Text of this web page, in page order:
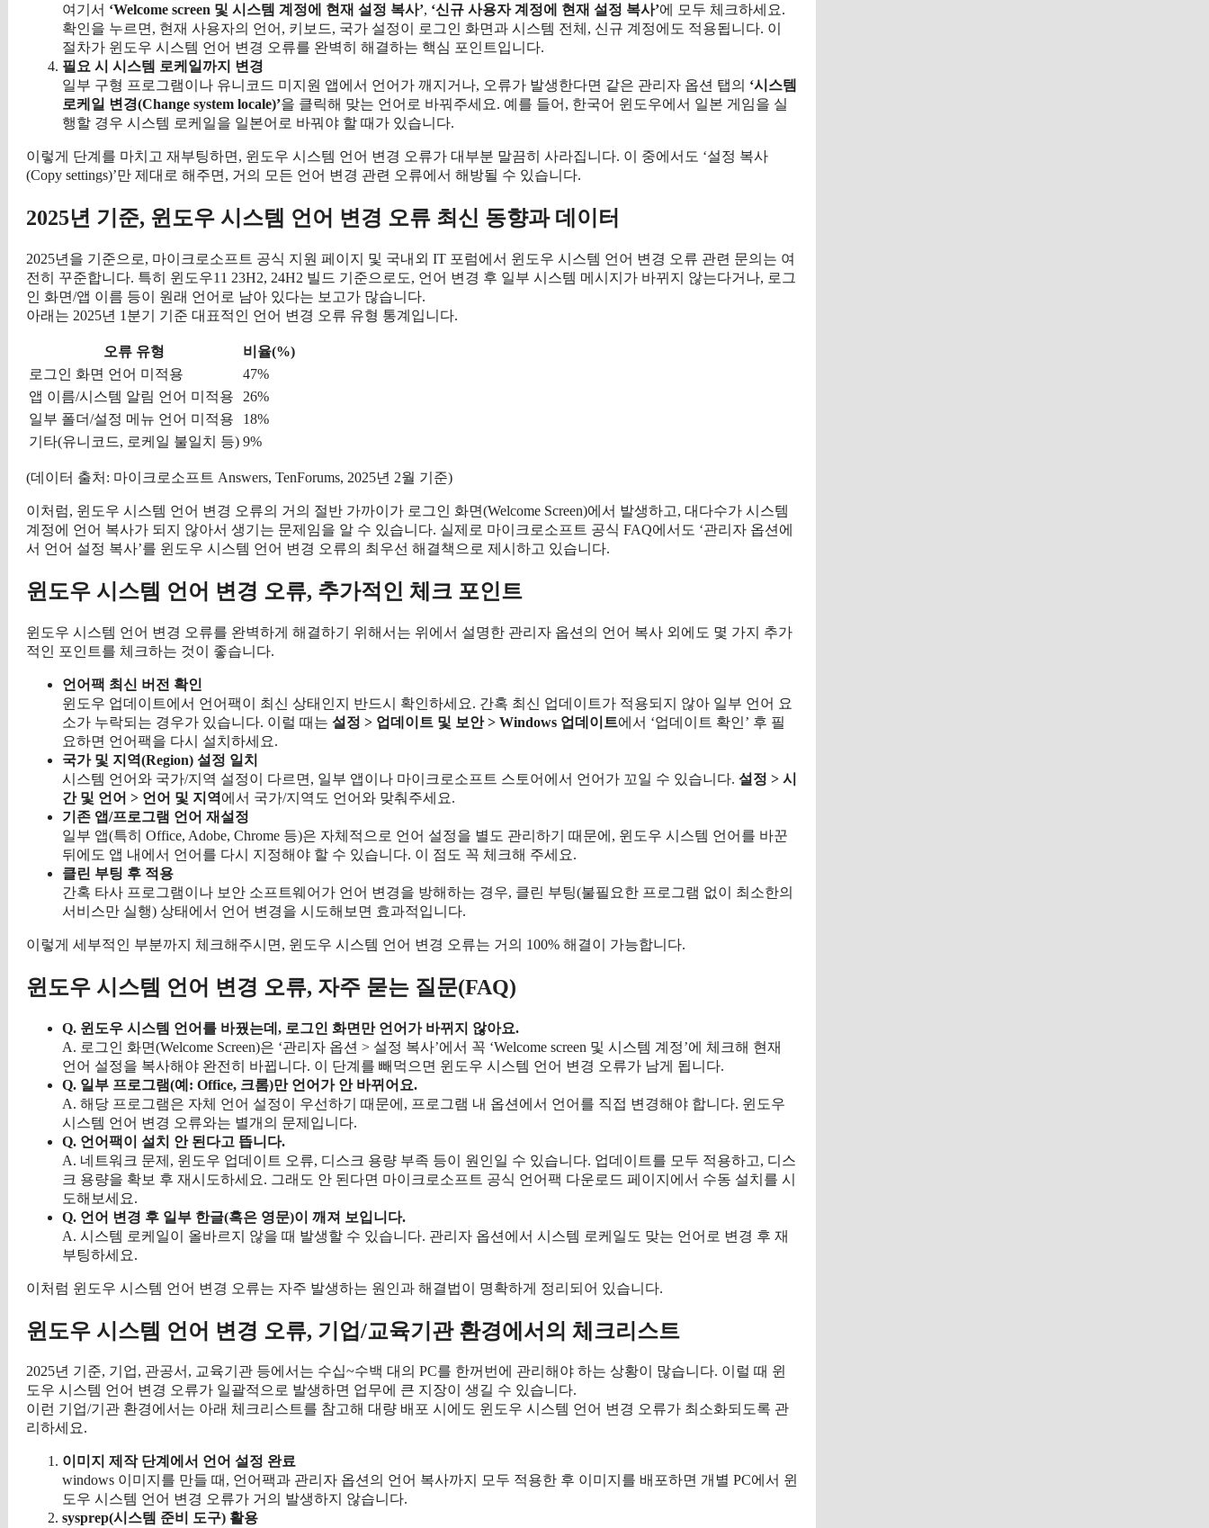
여기서 ‘Welcome screen 및 시스템 계정에 현재 설정 복사’, ‘신규 사용자 계정에 현재 설정 복사’에 모두 체크하세요.
확인을 누르면, 현재 사용자의 언어, 키보드, 국가 설정이 로그인 화면과 시스템 전체, 신규 계정에도 적용됩니다. 이
절차가 윈도우 시스템 언어 변경 오류를 완벽히 해결하는 핵심 포인트입니다.
필요 시 시스템 로케일까지 변경
일부 구형 프로그램이나 유니코드 미지원 앱에서 언어가 깨지거나, 오류가 발생한다면 같은 관리자 옵션 탭의 ‘시스템
로케일 변경(Change system locale)’을 클릭해 맞는 언어로 바꿔주세요. 예를 들어, 한국어 윈도우에서 일본 게임을 실
행할 경우 시스템 로케일을 일본어로 바꿔야 할 때가 있습니다.
이렇게 단계를 마치고 재부팅하면, 윈도우 시스템 언어 변경 오류가 대부분 말끔히 사라집니다. 이 중에서도 ‘설정 복사
(Copy settings)’만 제대로 해주면, 거의 모든 언어 변경 관련 오류에서 해방될 수 있습니다.
2025년 기준, 윈도우 시스템 언어 변경 오류 최신 동향과 데이터
2025년을 기준으로, 마이크로소프트 공식 지원 페이지 및 국내외 IT 포럼에서 윈도우 시스템 언어 변경 오류 관련 문의는 여
전히 꾸준합니다. 특히 윈도우11 23H2, 24H2 빌드 기준으로도, 언어 변경 후 일부 시스템 메시지가 바뀌지 않는다거나, 로그
인 화면/앱 이름 등이 원래 언어로 남아 있다는 보고가 많습니다.
아래는 2025년 1분기 기준 대표적인 언어 변경 오류 유형 통계입니다.
오류 유형
비율(%)
로그인 화면 언어 미적용
47%
앱 이름/시스템 알림 언어 미적용
26%
일부 폴더/설정 메뉴 언어 미적용
18%
기타(유니코드, 로케일 불일치 등) 9%
(데이터 출처: 마이크로소프트 Answers, TenForums, 2025년 2월 기준)
이처럼, 윈도우 시스템 언어 변경 오류의 거의 절반 가까이가 로그인 화면(Welcome Screen)에서 발생하고, 대다수가 시스템
계정에 언어 복사가 되지 않아서 생기는 문제임을 알 수 있습니다. 실제로 마이크로소프트 공식 FAQ에서도 ‘관리자 옵션에
서 언어 설정 복사’를 윈도우 시스템 언어 변경 오류의 최우선 해결책으로 제시하고 있습니다.
윈도우 시스템 언어 변경 오류, 추가적인 체크 포인트
윈도우 시스템 언어 변경 오류를 완벽하게 해결하기 위해서는 위에서 설명한 관리자 옵션의 언어 복사 외에도 몇 가지 추가
적인 포인트를 체크하는 것이 좋습니다.
언어팩 최신 버전 확인
윈도우 업데이트에서 언어팩이 최신 상태인지 반드시 확인하세요. 간혹 최신 업데이트가 적용되지 않아 일부 언어 요
소가 누락되는 경우가 있습니다. 이럴 때는 설정 > 업데이트 및 보안 > Windows 업데이트에서 ‘업데이트 확인’ 후 필
요하면 언어팩을 다시 설치하세요.
국가 및 지역(Region) 설정 일치
시스템 언어와 국가/지역 설정이 다르면, 일부 앱이나 마이크로소프트 스토어에서 언어가 꼬일 수 있습니다. 설정 > 시
간 및 언어 > 언어 및 지역 에서 국가/지역도 언어와 맞춰주세요.
기존 앱/프로그램 언어 재설정
일부 앱(특히 Office, Adobe, Chrome 등)은 자체적으로 언어 설정을 별도 관리하기 때문에, 윈도우 시스템 언어를 바꾼
뒤에도 앱 내에서 언어를 다시 지정해야 할 수 있습니다. 이 점도 꼭 체크해 주세요.
클린 부팅 후 적용
간혹 타사 프로그램이나 보안 소프트웨어가 언어 변경을 방해하는 경우, 클린 부팅(불필요한 프로그램 없이 최소한의
서비스만 실행) 상태에서 언어 변경을 시도해보면 효과적입니다.
이렇게 세부적인 부분까지 체크해주시면, 윈도우 시스템 언어 변경 오류는 거의 100% 해결이 가능합니다.
윈도우 시스템 언어 변경 오류, 자주 묻는 질문(FAQ)
Q. 윈도우 시스템 언어를 바꿨는데, 로그인 화면만 언어가 바뀌지 않아요.
A. 로그인 화면(Welcome Screen)은 ‘관리자 옵션 > 설정 복사’에서 꼭 ‘Welcome screen 및 시스템 계정’에 체크해 현재
언어 설정을 복사해야 완전히 바뀝니다. 이 단계를 빼먹으면 윈도우 시스템 언어 변경 오류가 남게 됩니다.
Q. 일부 프로그램(예: Office, 크롬)만 언어가 안 바뀌어요.
A. 해당 프로그램은 자체 언어 설정이 우선하기 때문에, 프로그램 내 옵션에서 언어를 직접 변경해야 합니다. 윈도우
시스템 언어 변경 오류와는 별개의 문제입니다.
Q. 언어팩이 설치 안 된다고 뜹니다.
A. 네트워크 문제, 윈도우 업데이트 오류, 디스크 용량 부족 등이 원인일 수 있습니다. 업데이트를 모두 적용하고, 디스
크 용량을 확보 후 재시도하세요. 그래도 안 된다면 마이크로소프트 공식 언어팩 다운로드 페이지에서 수동 설치를 시
도해보세요.
Q. 언어 변경 후 일부 한글(혹은 영문)이 깨져 보입니다.
A. 시스템 로케일이 올바르지 않을 때 발생할 수 있습니다. 관리자 옵션에서 시스템 로케일도 맞는 언어로 변경 후 재
부팅하세요.
이처럼 윈도우 시스템 언어 변경 오류는 자주 발생하는 원인과 해결법이 명확하게 정리되어 있습니다.
윈도우 시스템 언어 변경 오류, 기업/교육기관 환경에서의 체크리스트
2025년 기준, 기업, 관공서, 교육기관 등에서는 수십~수백 대의 PC를 한꺼번에 관리해야 하는 상황이 많습니다. 이럴 때 윈
도우 시스템 언어 변경 오류가 일괄적으로 발생하면 업무에 큰 지장이 생길 수 있습니다.
이런 기업/기관 환경에서는 아래 체크리스트를 참고해 대량 배포 시에도 윈도우 시스템 언어 변경 오류가 최소화되도록 관
리하세요.
이미지 제작 단계에서 언어 설정 완료
windows 이미지를 만들 때, 언어팩과 관리자 옵션의 언어 복사까지 모두 적용한 후 이미지를 배포하면 개별 PC에서 윈
도우 시스템 언어 변경 오류가 거의 발생하지 않습니다.
sysprep(시스템 준비 도구) 활용